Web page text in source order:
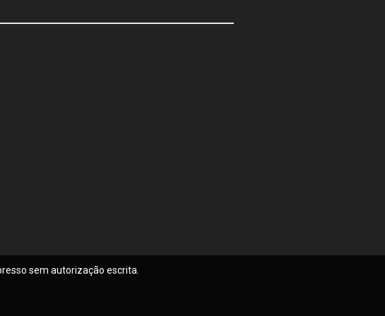
sem autorização escrita.